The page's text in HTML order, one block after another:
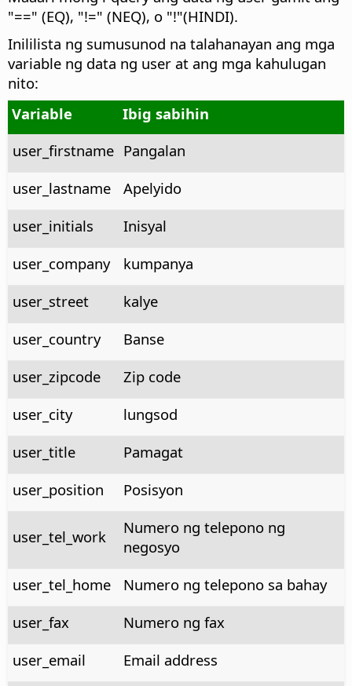
"==" (EQ), "!=" (NEQ), o "!"(HINDI).
Inililista ng sumusunod na talahanayan ang mga
variable ng data ng user at ang mga kahulugan
nito:
Variable
Ibig sabihin
user_firstname Pangalan
user_lastname
Apelyido
user_initials
Inisyal
user_company
kumpanya
user_street
kalye
user_country
Banse
user_zipcode
Zip code
user_city
lungsod
user_title
Pamagat
user_position
Posisyon
user_tel_work
Numero ng telepono ng
negosyo
user_tel_home
Numero ng telepono sa bahay
user_fax
Numero ng fax
user_email
Email address